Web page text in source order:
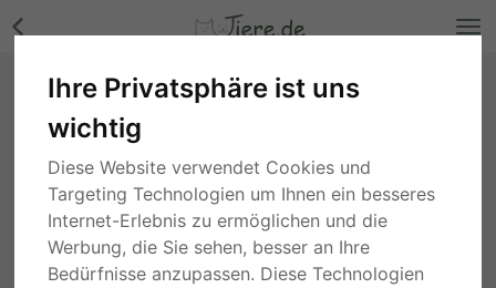
Ihre Privatsphäre ist uns
wichtig
Diese Website verwendet Cookies und
Targeting Technologien um Ihnen ein besseres
Internet-Erlebnis zu ermöglichen und die
Werbung, die Sie sehen, besser an Ihre
Bedürfnisse anzupassen. Diese Technologien
Cami, unbekannt - Hündin Bilder
Berlin, vor 1 Jahr